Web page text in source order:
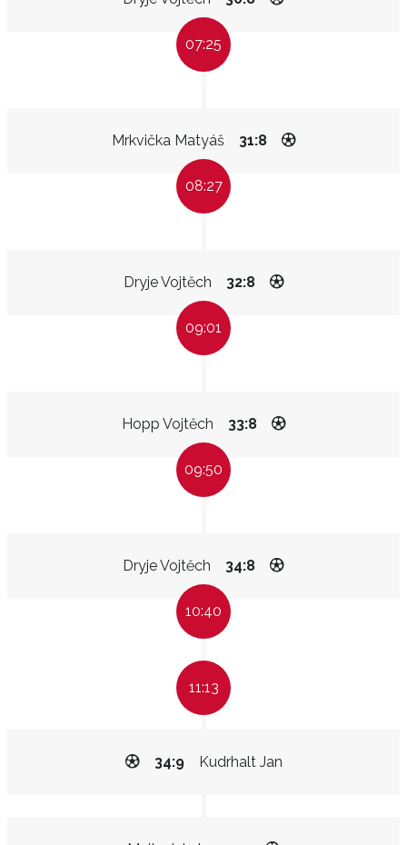
07:25
Mrkvička Matyáš 31:8
08:27
Dryje Vojtěch 32:8
09:01
Hopp Vojtěch 33:8
09:50
Dryje Vojtěch 34:8
10:40
11:13
Kudrhalt Jan
34:9